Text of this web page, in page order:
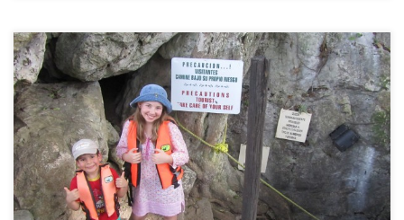
Meksiko osaa yllättää. Cenotessa uiminen nousi yhdeksi
matkamme kohokohdista, vaikka aluksi suhtauduimme
sinne pulahtamiseen pienellä varauksella.